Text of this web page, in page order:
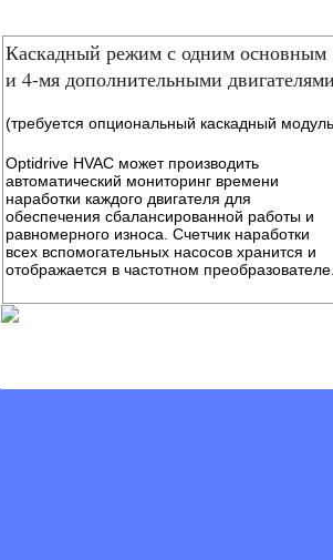
Каскадный режим с одним основным
и 4-мя дополнительными двигателями
(требуется опциональный каскадный
Optidrive HVAC может производить
автоматический мониторинг времени
наработки каждого двигателя для
обеспечения сбалансированной работы и
равномерного износа. Счетчик наработки
всех вспомогательных насосов хранится и
отображается в частотном преобразователе.